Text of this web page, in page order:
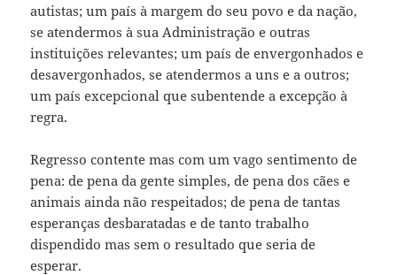
autistas; um país à margem do seu povo e da nação,
se atendermos à sua Administração e outras
instituições relevantes; um país de envergonhados e
desavergonhados, se atendermos a uns e a outros;
um país excepcional que subentende a excepção à
regra.
Regresso contente mas com um vago sentimento de
pena: de pena da gente simples, de pena dos cães e
animais ainda não respeitados; de pena de tantas
esperanças desbaratadas e de tanto trabalho
dispendido mas sem o resultado que seria de
esperar.